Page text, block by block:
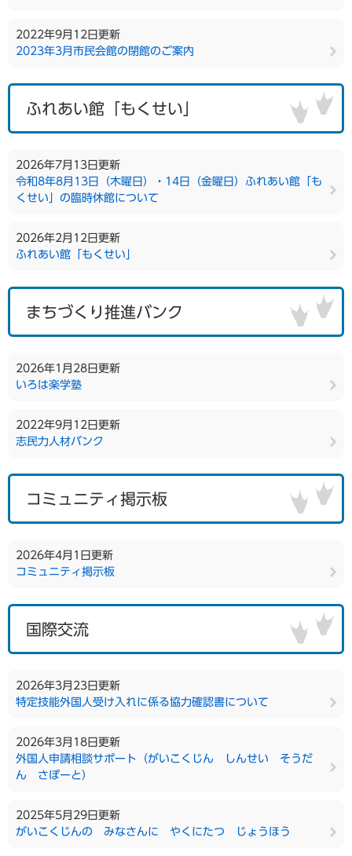
2022年9月12日更新
2023年3月市民会館の閉館のご案内
ふれあい館「もくせい」
2026年7月13日更新
令和8年8月13日（木曜日）・14日（金曜日）ふれあい館「も
くせい」の臨時休館について
2026年2月12日更新
ふれあい館「もくせい」
まちづくり推進バンク
2026年1月28日更新
いろは楽学塾
2022年9月12日更新
志民力人材バンク
コミュニティ掲示板
2026年4月1日更新
コミュニティ掲示板
国際交流
2026年3月23日更新
特定技能外国人受け入れに係る協力確認書について
2026年3月18日更新
外国人申請相談サポート（がいこくじん しんせい そうだ
ん さぽーと）
2025年5月29日更新
がいこくじんの みなさんに やくにたつ じょうほう